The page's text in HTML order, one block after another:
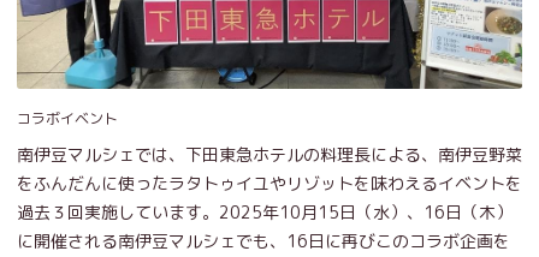
コラボイベント
南伊豆マルシェでは、下田東急ホテルの料理長による、南伊豆野菜
をふんだんに使ったラタトゥイユやリゾットを味わえるイベントを
過去３回実施しています。2025年10月15日（水）、16日（木）
に開催される南伊豆マルシェでも、16日に再びこのコラボ企画を